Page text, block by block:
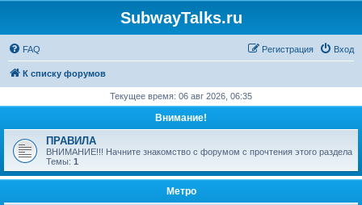
SubwayTalks.ru
FAQ Вход
Регистрация
К списку форумов
Текущее время: 06 авг 2026, 06:35
Внимание!
ПРАВИЛА
ВНИМАНИЕ!!! Начните знакомство с форумом с прочтения этого раздела
Темы: 1
Метро